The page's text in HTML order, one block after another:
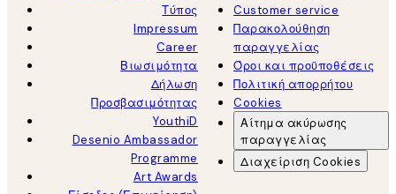
Τύπος
Impressum
Career
Βιωσιμότητα
Δήλωση
Προσβασιμότητας
YouthiD
Desenio Ambassador
Programme
Art Awards
Customer service
Παρακολούθηση
παραγγελίας
Όροι και προϋποθέσεις
Πολιτική απορρήτου
Cookies
Αίτημα ακύρωσης
παραγγελίας
Διαχείριση Cookies